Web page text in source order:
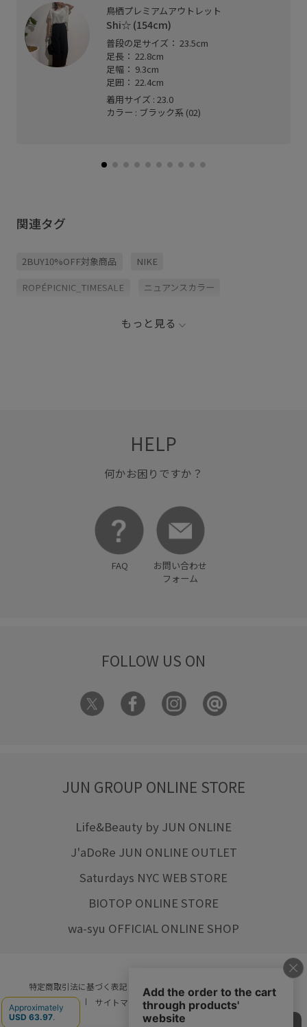
鳥栖プレミアムアウトレット
Shi☆ (154cm)
普段の足サイズ： 23.5cm
足長： 22.8cm
足幅： 9.3cm
足囲： 22.4cm
着用サイズ : 23.0
カラー : ブラック系 (02)
関連タグ
2BUY10%OFF対象商品 NIKE
ROPÉPICNIC_TIMESALE ニュアンスカラー
もっと見る
HELP
何かお困りですか？
FAQ
お問い合わせ
フォーム
FOLLOW US ON
JUN GROUP ONLINE STORE
Life&Beauty by JUN ONLINE
J'aDoRe JUN ONLINE OUTLET
Saturdays NYC WEB STORE
BIOTOP ONLINE STORE
wa-syu OFFICIAL ONLINE SHOP
特定商取引法に基づく表記 プライバシーポリシー
会社概要
ご利用規約
サイトマップ リクルート ご利用ガイド